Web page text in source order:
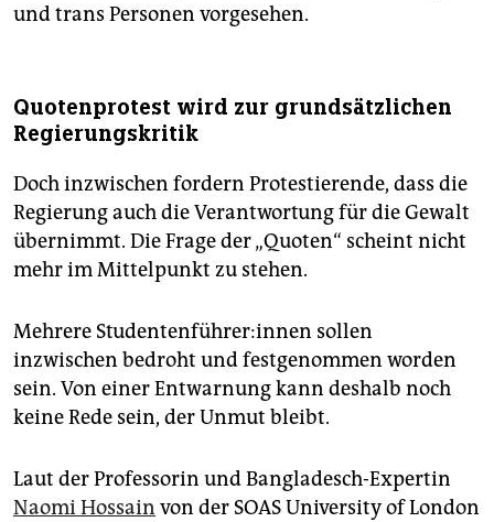
und trans Personen vorgesehen.
Quotenprotest wird zur grundsätzlichen
Regierungskritik
Doch inzwischen fordern Protestierende, dass die
Regierung auch die Verantwortung für die Gewalt
übernimmt. Die Frage der „Quoten“ scheint nicht
mehr im Mittelpunkt zu stehen.
Mehrere Stu­den­ten­füh­re­r:in­nen sollen
inzwischen bedroht und festgenommen worden
sein. Von einer Entwarnung kann deshalb noch
keine Rede sein, der Unmut bleibt.
Laut der Professorin und Bangladesch-Expertin
Naomi Hossain von der SOAS University of London